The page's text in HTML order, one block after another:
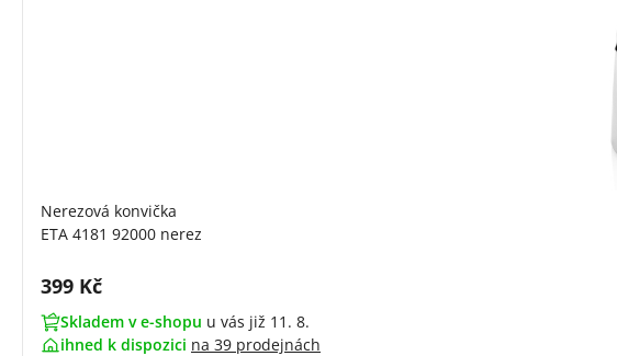
Nerezová konvička
ETA 4181 92000 nerez
Cena s DPH:
399 Kč
Skladem v e-shopu u vás již 11. 8.
ihned k dispozici na 39 prodejnách